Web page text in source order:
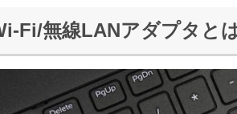
Fi/無線LANアダプタと